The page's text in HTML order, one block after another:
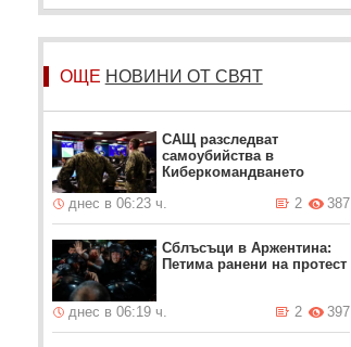
ОЩЕ НОВИНИ ОТ СВЯТ
САЩ разследват
самоубийства в
Киберкомандването
днес в 06:23 ч.
387
2
Сблъсъци в Аржентина:
Петима ранени на протест
днес в 06:19 ч. 397
2